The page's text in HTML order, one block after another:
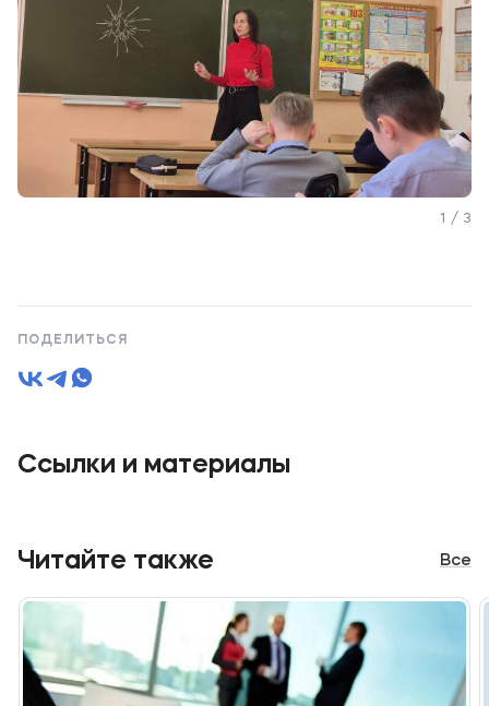
1 / 3
ПОДЕЛИТЬСЯ
Ссылки и материалы
Читайте также Все